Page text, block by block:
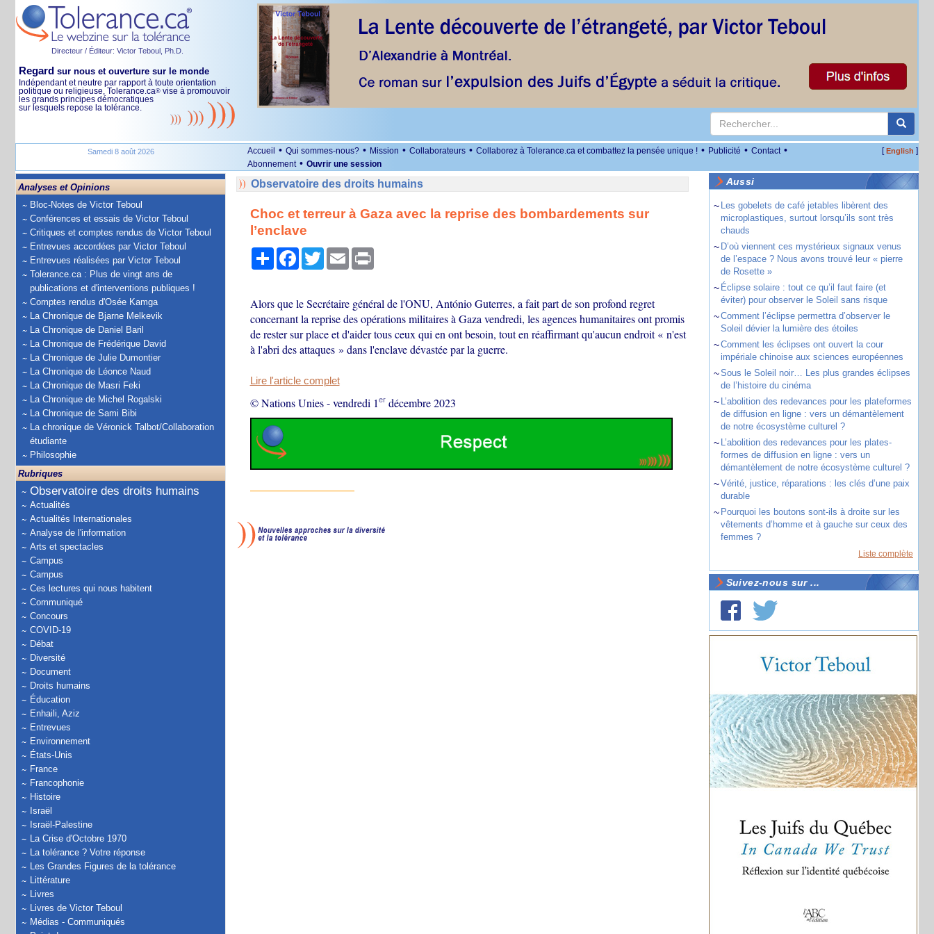
Directeur / Éditeur: Victor Teboul, Ph.D.
Regard sur nous et ouverture sur le monde
Indépendant et neutre par rapport à toute orientation
politique ou religieuse, Tolerance.ca® vise à promouvoir
les grands principes démocratiques
sur lesquels repose la tolérance.
Samedi 8 août 2026 Accueil • Qui sommes-nous? • Mission • Collaborateurs • Collaborez à Tolerance.ca et combattez la pensée unique ! • Publicité • Contact •
Abonnement • Ouvrir une session
[English ]
Analyses et Opinions
Bloc-Notes de Victor Teboul
Conférences et essais de Victor Teboul
Critiques et comptes rendus de Victor Teboul
Entrevues accordées par Victor Teboul
Entrevues réalisées par Victor Teboul
Tolerance.ca : Plus de vingt ans de
publications et d'interventions publiques !
Comptes rendus d'Osée Kamga
La Chronique de Bjarne Melkevik
La Chronique de Daniel Baril
La Chronique de Frédérique David
La Chronique de Julie Dumontier
La Chronique de Léonce Naud
La Chronique de Masri Feki
La Chronique de Michel Rogalski
La Chronique de Sami Bibi
La chronique de Véronick Talbot/Collaboration
étudiante
Philosophie
Rubriques
Observatoire des droits humains
Actualités
Actualités Internationales
Analyse de l'information
Arts et spectacles
Campus
Campus
Ces lectures qui nous habitent
Communiqué
Concours
COVID-19
Débat
Diversité
Document
Droits humains
Éducation
Enhaili, Aziz
Entrevues
Environnement
États-Unis
France
Francophonie
Histoire
Israël
Israël-Palestine
La Crise d'Octobre 1970
La tolérance ? Votre réponse
Les Grandes Figures de la tolérance
Littérature
Livres
Livres de Victor Teboul
Médias - Communiqués
Observatoire des droits humains
Choc et terreur à Gaza avec la reprise des bombardements sur
l’enclave
PartagerFacebook
TwitterEmail Print
Alors que le Secrétaire général de l'ONU, António Guterres, a fait part de son profond regret
concernant la reprise des opérations militaires à Gaza vendredi, les agences humanitaires ont promis
de rester sur place et d'aider tous ceux qui en ont besoin, tout en réaffirmant qu'aucun endroit « n'est
à l'abri des attaques » dans l'enclave dévastée par la guerre.
Lire l'article complet
© Nations Unies-vendredi 1 erdécembre 2023
Aussi
~ Les gobelets de café jetables libèrent des
microplastiques, surtout lorsqu’ils sont très
chauds
~ D’où viennent ces mystérieux signaux venus
de l’espace ? Nous avons trouvé leur « pierre
de Rosette »
~ Éclipse solaire : tout ce qu’il faut faire (et
éviter) pour observer le Soleil sans risque
~Comment l’éclipse permettra d’observer le
Soleil dévier la lumière des étoiles
~Comment les éclipses ont ouvert la cour
impériale chinoise aux sciences européennes
~Sous le Soleil noir… Les plus grandes éclipses
de l’histoire du cinéma
~ L’abolition des redevances pour les plateformes
de diffusion en ligne : vers un démantèlement
de notre écosystème culturel ?
~ L’abolition des redevances pour les plates-
formes de diffusion en ligne : vers un
démantèlement de notre écosystème culturel ?
~Vérité, justice, réparations : les clés d’une paix
durable
~ Pourquoi les boutons sont-ils à droite sur les
vêtements d’homme et à gauche sur ceux des
femmes ?
Liste complète
Suivez-nous sur ...